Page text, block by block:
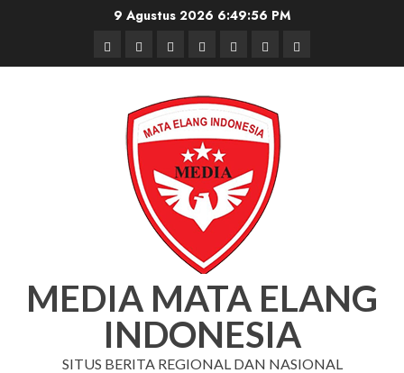
9 Agustus 2026 6:49:57 PM
BerandaNasionalDaerahHukum
dan
Kriminal
Pendidikan
Box
Redaksi
Iklan
MEDIA MATA ELANG
INDONESIA
SITUS BERITA REGIONAL DAN NASIONAL